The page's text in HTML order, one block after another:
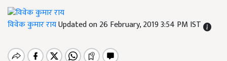
विवेक कुमार रायUpdated on 26 February, 2019 3:54 PM IST